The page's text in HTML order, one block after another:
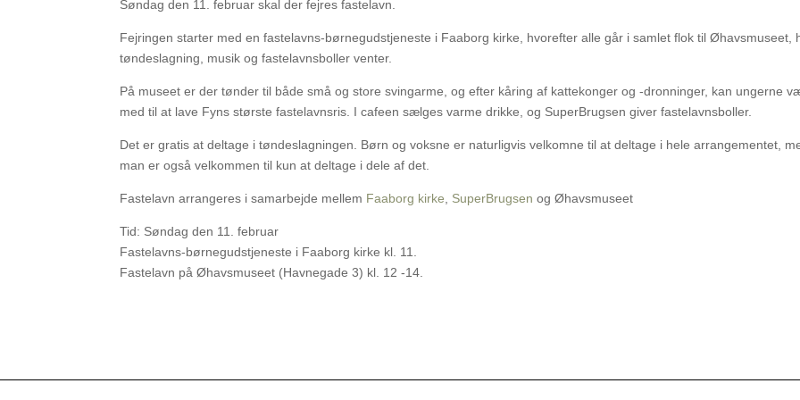
Søndag den 11. februar skal der fejres fastelavn.
Fejringen starter med en fastelavns-børnegudstjeneste i Faaborg kirke, hvorefter alle går i samlet flok til Øhavsmuseet,
tøndeslagning, musik og fastelavnsboller venter.
På museet er der tønder til både små og store svingarme, og efter kåring af kattekonger og -dronninger, kan ungerne
med til at lave Fyns største fastelavnsris. I cafeen sælges varme drikke, og SuperBrugsen giver fastelavnsboller.
Det er gratis at deltage i tøndeslagningen. Børn og voksne er naturligvis velkomne til at deltage i hele arrangementet,
man er også velkommen til kun at deltage i dele af det.
Fastelavn arrangeres i samarbejde mellem Faaborg kirke SuperBrugsen og Øhavsmuseet
Tid: Søndag den 11. februar
Fastelavns-børnegudstjeneste i Faaborg kirke kl. 11.
Fastelavn på Øhavsmuseet (Havnegade 3) kl. 12 -14.